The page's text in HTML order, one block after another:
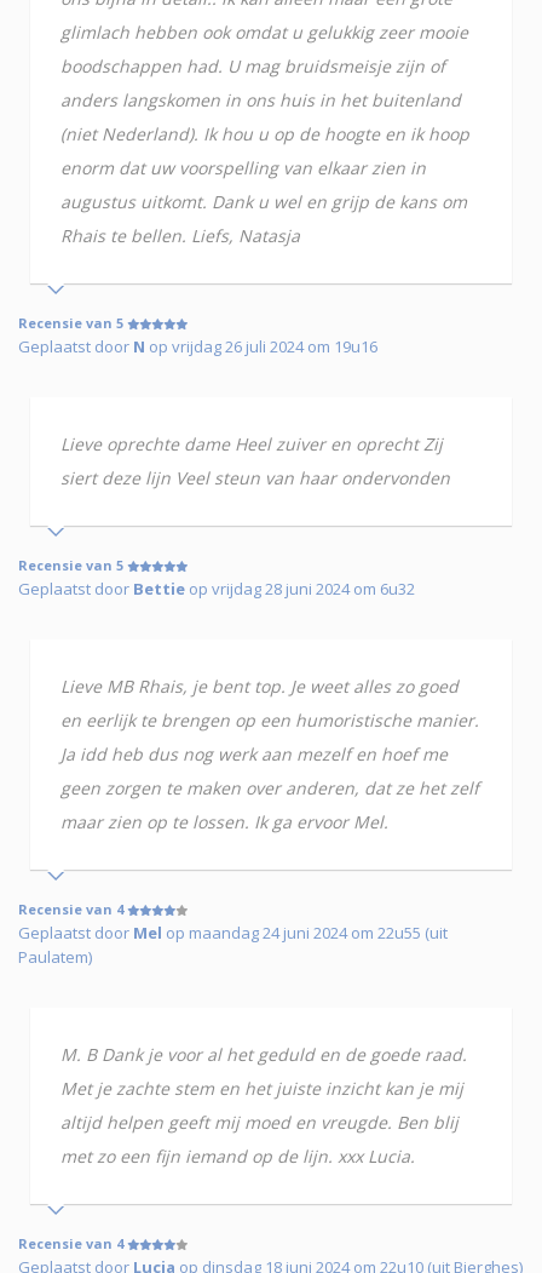
glimlach hebben ook omdat u gelukkig zeer mooie
boodschappen had. U mag bruidsmeisje zijn of
anders langskomen in ons huis in het buitenland
(niet Nederland). Ik hou u op de hoogte en ik hoop
enorm dat uw voorspelling van elkaar zien in
augustus uitkomt. Dank u wel en grijp de kans om
Rhais te bellen. Liefs, Natasja
Recensie van 5
Geplaatst door N op vrijdag 26 juli 2024 om 19u16
Lieve oprechte dame Heel zuiver en oprecht Zij
siert deze lijn Veel steun van haar ondervonden
Recensie van 5
Geplaatst door Bettie op vrijdag 28 juni 2024 om 6u32
Lieve MB Rhais, je bent top. Je weet alles zo goed
en eerlijk te brengen op een humoristische manier.
Ja idd heb dus nog werk aan mezelf en hoef me
geen zorgen te maken over anderen, dat ze het zelf
maar zien op te lossen. Ik ga ervoor Mel.
Recensie van 4
Geplaatst door Mel op maandag 24 juni 2024 om 22u55 (uit
Paulatem)
M. B Dank je voor al het geduld en de goede raad.
Met je zachte stem en het juiste inzicht kan je mij
altijd helpen geeft mij moed en vreugde. Ben blij
met zo een fijn iemand op de lijn. xxx Lucia.
Recensie van 4
Geplaatst door Lucia op dinsdag 18 juni 2024 om 22u10 (uit Bierghes)